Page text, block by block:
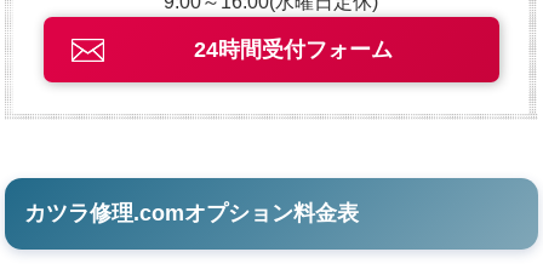
24時間受付フォーム
カツラ修理.comオプション料金表